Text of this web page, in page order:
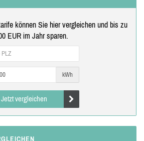
können Sie hier vergleichen und bis zu
EUR im Jahr sparen.
kWh
Jetzt vergleichen